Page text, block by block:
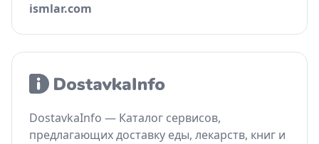
ismlar.com
DostavkaInfo — Каталог сервисов,
предлагающих доставку еды, лекарств, книг и